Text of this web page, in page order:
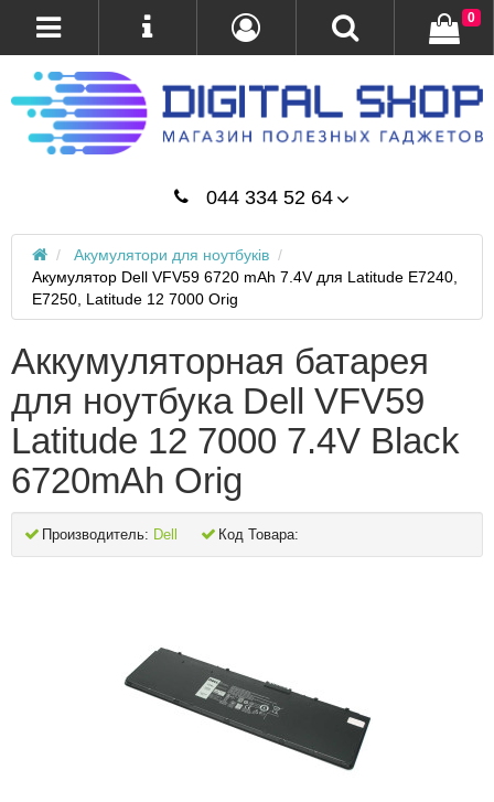
044 334 52 64
0
Акумулятори для ноутбуків
Акумулятор Dell VFV59 6720 mAh 7.4V для Latitude E7240,
E7250, Latitude 12 7000 Orig
Аккумуляторная батарея
для ноутбука Dell VFV59
Latitude 12 7000 7.4V Black
6720mAh Orig
Производитель: Dell Код Товара: